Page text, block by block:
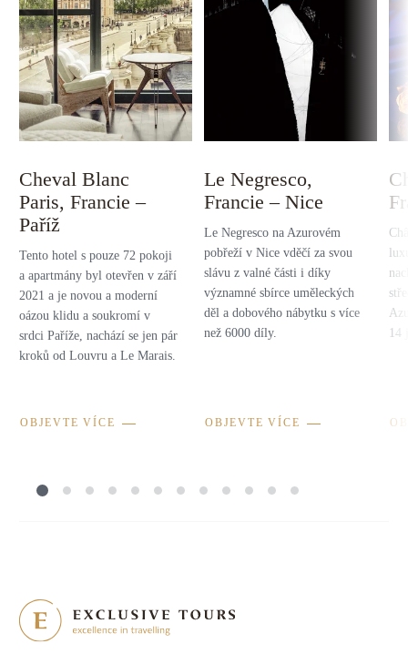
Cheval Blanc
Paris, Francie –
Paříž
Tento hotel s pouze 72 pokoji
a apartmány byl otevřen v září
2021 a je novou a moderní
oázou klidu a soukromí v
srdci Paříže, nachází se jen pár
kroků od Louvru a Le Marais.
OBJEVTE VÍCE
Le Negresco,
Francie – Nice
Le Negresco na Azurovém
pobřeží v Nice vděčí za svou
slávu z valné části i díky
významné sbírce uměleckých
děl a dobového nábytku s více
než 6000 díly.
OBJEVTE VÍCE
14